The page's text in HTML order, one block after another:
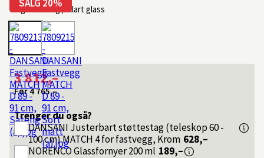
SALG 20%
Farge: Sateng / Klart glass
3 812,–
Før4 765,–
Trenger du også?
DANSANI Justerbart støttestag (teleskop 60 -
100 cm) MATCH 4 for fastvegg, Krom 628,–
NORENCOGlassfornyer 200 ml 189,–